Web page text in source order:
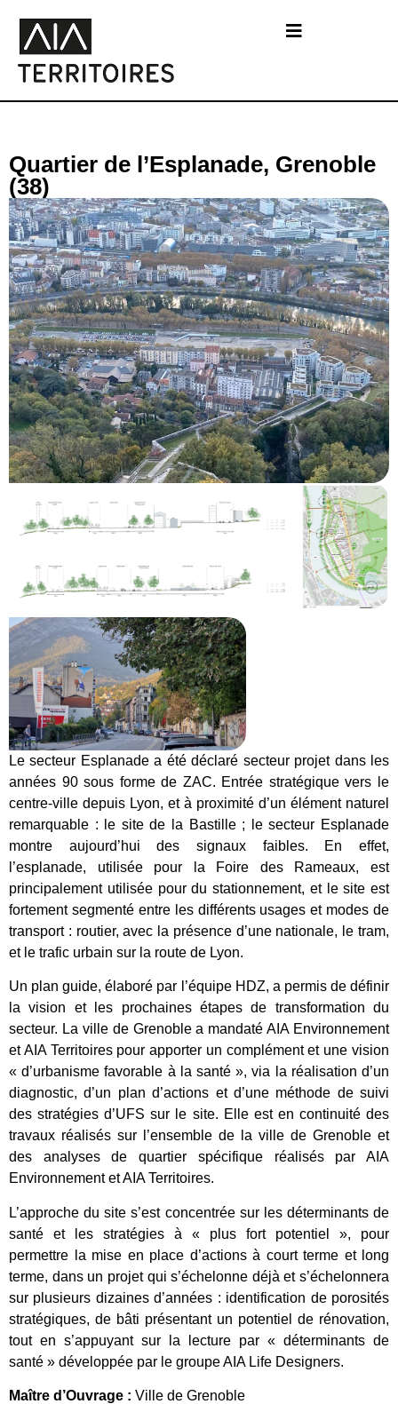
Quartier de l’Esplanade, Grenoble
(38)
Le secteur Esplanade a été déclaré secteur projet dans les
années 90 sous forme de ZAC. Entrée stratégique vers le
centre-ville depuis Lyon, et à proximité d’un élément naturel
remarquable : le site de la Bastille ; le secteur Esplanade
montre aujourd’hui des signaux faibles. En effet,
l’esplanade, utilisée pour la Foire des Rameaux, est
principalement utilisée pour du stationnement, et le site est
fortement segmenté entre les différents usages et modes de
transport : routier, avec la présence d’une nationale, le tram,
et le trafic urbain sur la route de Lyon.
Un plan guide, élaboré par l’équipe HDZ, a permis de définir
la vision et les prochaines étapes de transformation du
secteur. La ville de Grenoble a mandaté AIA Environnement
et AIA Territoires pour apporter un complément et une vision
« d’urbanisme favorable à la santé », via la réalisation d’un
diagnostic, d’un plan d’actions et d’une méthode de suivi
des stratégies d’UFS sur le site. Elle est en continuité des
travaux réalisés sur l’ensemble de la ville de Grenoble et
des analyses de quartier spécifique réalisés par AIA
Environnement et AIA Territoires.
L’approche du site s’est concentrée sur les déterminants de
santé et les stratégies à « plus fort potentiel », pour
permettre la mise en place d’actions à court terme et long
terme, dans un projet qui s’échelonne déjà et s’échelonnera
sur plusieurs dizaines d’années : identification de porosités
stratégiques, de bâti présentant un potentiel de rénovation,
tout en s’appuyant sur la lecture par « déterminants de
santé » développée par le groupe AIA Life Designers.
Maître d’Ouvrage : Ville de Grenoble